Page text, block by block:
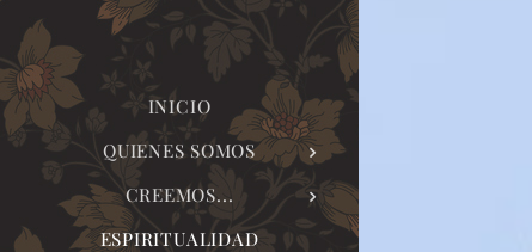
INICIO
QUIENES SOMOS
CREEMOS...
ESPIRITUALIDAD